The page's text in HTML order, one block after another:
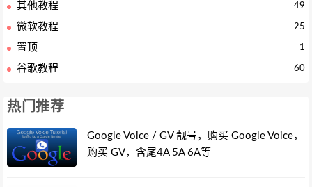
其他教程 49
微软教程 25
置顶 1
谷歌教程 60
热门推荐
Google Voice / GV 靓号，购买 Google Voice，
购买 GV，含尾4A 5A 6A等